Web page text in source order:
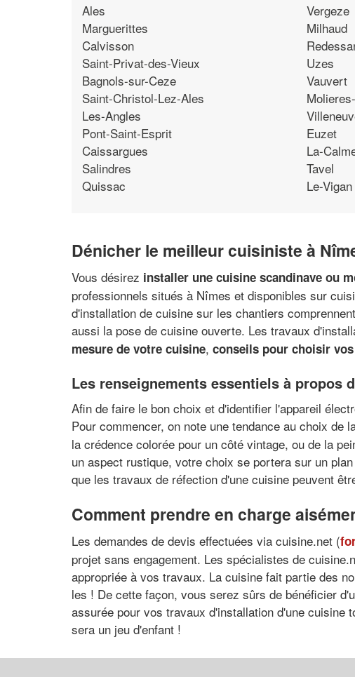
Ales
Marguerittes
Calvisson
Saint-Privat-des-Vieux
Bagnols-sur-Ceze
Saint-Christol-Lez-Ales
Les-Angles
Pont-Saint-Esprit
Caissargues
Salindres
Quissac
Vergeze
Milhaud
Uzes
Vauvert
Euzet
La-
Tavel
Le-Vigan
Dénicher le meilleur cuisiniste à
Vous désirez installer une cuisine scandinave ou
professionnels situés à Nîmes et disponibles sur
d'installation de cuisine sur les chantiers
aussi la pose de cuisine ouverte. Les travaux
mesure de votre cuisine, conseils pour choisir
Les renseignements essentiels à propos
Afin de faire le bon choix et d'identifier l'appareil
Pour commencer, on note une tendance au choix de
la crédence colorée pour un côté vintage, ou de la
un aspect rustique, votre choix se portera sur un
que les travaux de réfection d'une cuisine peuvent
Comment prendre en charge
Les demandes de devis effectuées via cuisine.net (
projet sans engagement. Les spécialistes de
appropriée à vos travaux. La cuisine fait partie des
les ! De cette façon, vous serez sûrs de bénéficier
assurée pour vos travaux d'installation d'une
sera un jeu d'enfant !